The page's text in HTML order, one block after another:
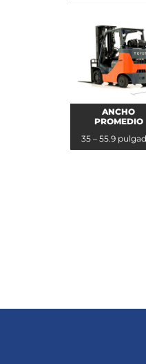
ANCHO
PROMEDIO
35 – 55.9